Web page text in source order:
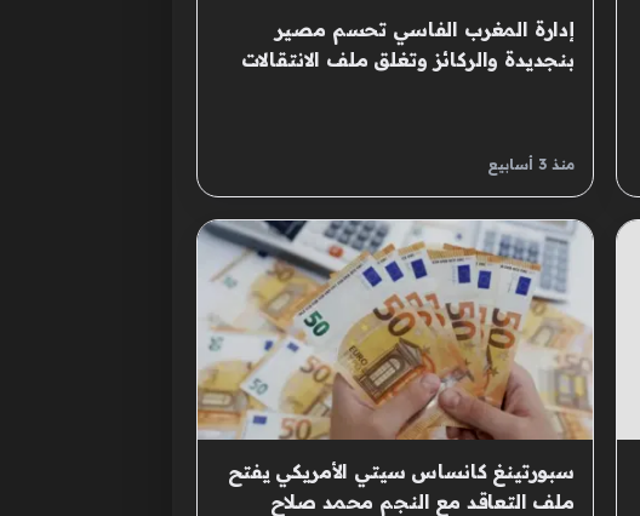
إدارة المغرب الفاسي تحسم مصير
بنجديدة والركائز وتغلق ملف الانتقالات
منذ 3 أسابيع
سبورتينغ كانساس سيتي الأمريكي يفتح
ملف التعاقد مع النجم محمد صلاح